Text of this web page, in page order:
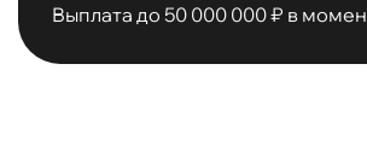
Выплата до 50 000 000 ₽ в